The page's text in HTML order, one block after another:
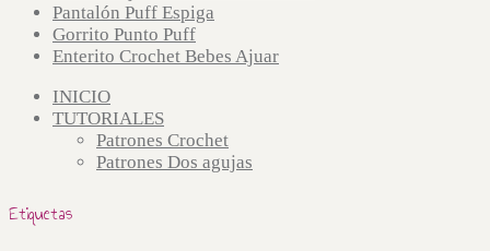
Pantalón Puff Espiga
Gorrito Punto Puff
Enterito Crochet Bebes Ajuar
INICIO
TUTORIALES
Patrones Crochet
Patrones Dos agujas
Etiquetas